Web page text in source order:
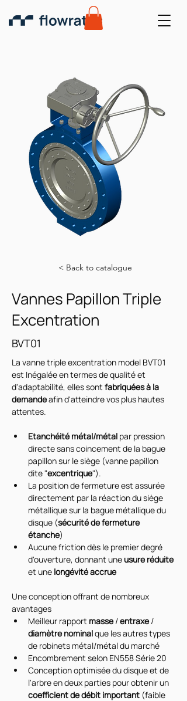
< Back to catalogue
Vannes Papillon Triple
Excentration
BVT01
La vanne triple excentration model BVT01
est Inégalée en termes de qualité et
d'adaptabilité, elles sont fabriquées à la
demande afin d'atteindre vos plus hautes
attentes.
Etanchéité métal/métal par pression
directe sans coincement de la bague
papillon sur le siège (vanne papillon
dite "excentrique").
La position de fermeture est assurée
directement par la réaction du siège
métallique sur la bague métallique du
disque (sécurité de fermeture
étanche)
Aucune friction dès le premier degré
d'ouverture, donnant une usure réduite
et une longévité accrue
Une conception offrant de nombreux
avantages
Meilleur rapport masse / entraxe /
diamètre nominal que les autres types
de robinets métal/métal du marché
Encombrement selon EN558 Série 20
Conception optimisée du disque et de
l'arbre en deux parties pour obtenir un
coefficient de débit important (faible